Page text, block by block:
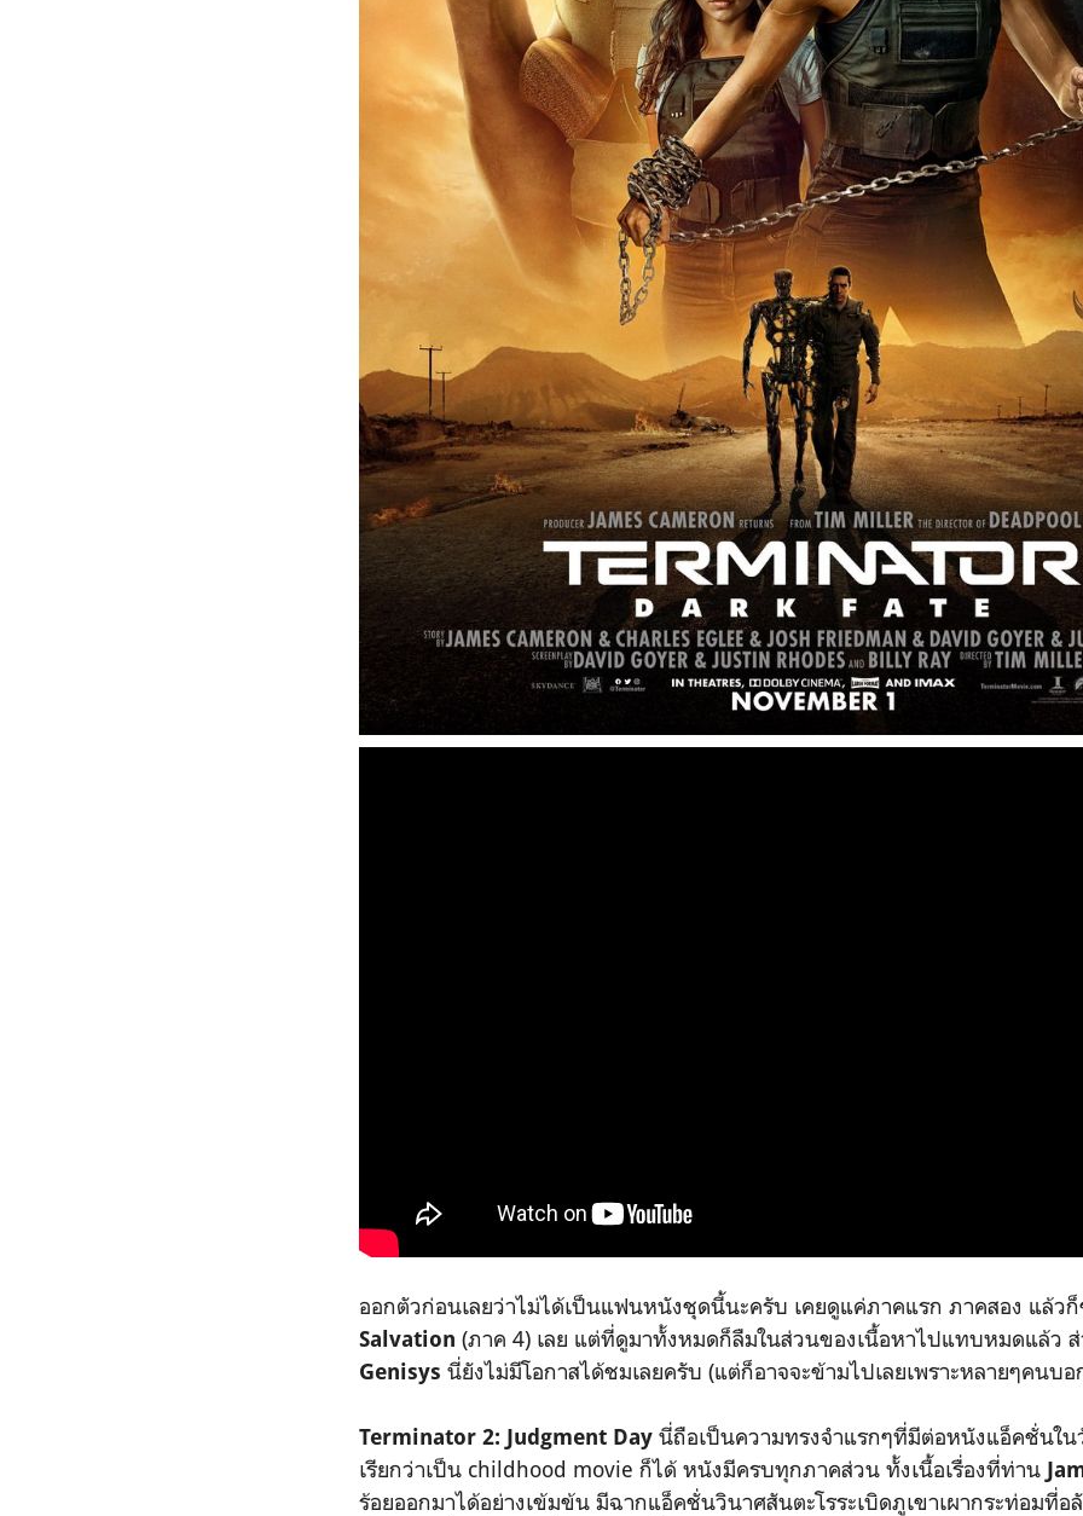
ออกตัวก่อนเลยว่าไม่ได้เป็นแฟนหนังชุดนี้นะครับ เคยดูแค่ภาคแรก ภาคสอง แล้ว
Salvation (ภาค 4) เลย แต่ที่ดูมาทั้งหมดก็ลืมในส่วนของเนื้อหาไปแทบหมดแล้ว
Genisys นี่ยังไม่มีโอกาสได้ชมเลยครับ (แต่ก็อาจจะข้ามไปเลยเพราะหลายๆคนบ
Terminator 2: Judgment Day นี่ถือเป็นความทรงจำแรกๆที่มีต่อหนังแอ็คชั่นใน
เรียกว่าเป็น childhood movie ก็ได้ หนังมีครบทุกภาคส่วน ทั้งเนื้อเรื่องที่ท่าน
ร้อยออกมาได้อย่างเข้มข้น มีฉากแอ็คชั่นวินาศสันตะโรระเบิดภูเขาเผากระท่อมที่อ